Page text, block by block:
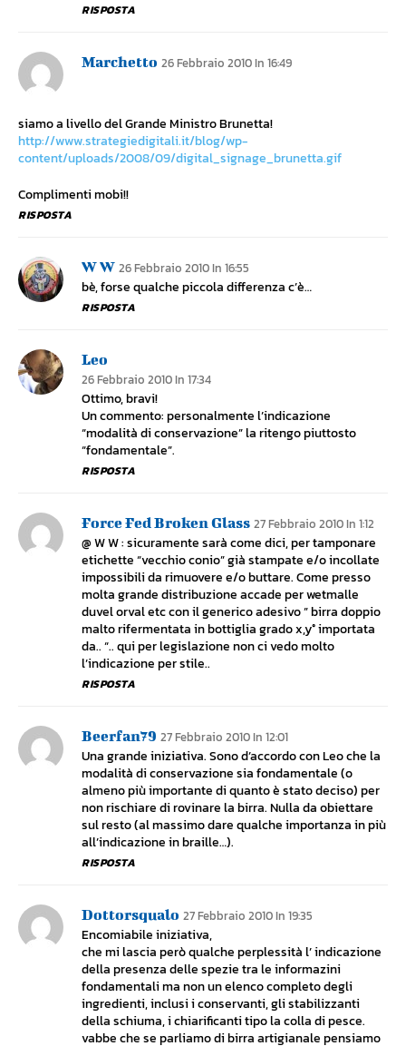
RISPOSTA
Marchetto 26 Febbraio 2010 In 16:49
siamo a livello del Grande Ministro Brunetta!
http://www.strategiedigitali.it/blog/wp-
content/uploads/2008/09/digital_signage_brunetta.gif
Complimenti mobi!!
RISPOSTA
W W 26 Febbraio 2010 In 16:55
bè, forse qualche piccola differenza c’è…
RISPOSTA
Leo
26 Febbraio 2010 In 17:34
Ottimo, bravi!
Un commento: personalmente l’indicazione
“modalità di conservazione” la ritengo piuttosto
“fondamentale”.
RISPOSTA
Force Fed Broken Glass 27 Febbraio 2010 In 1:12
@ W W : sicuramente sarà come dici, per tamponare
etichette “vecchio conio” già stampate e/o incollate
impossibili da rimuovere e/o buttare. Come presso
molta grande distribuzione accade per wetmalle
duvel orval etc con il generico adesivo ” birra doppio
malto rifermentata in bottiglia grado x,y° importata
da.. “.. qui per legislazione non ci vedo molto
l’indicazione per stile..
RISPOSTA
Beerfan79 27 Febbraio 2010 In 12:01
Una grande iniziativa. Sono d’accordo con Leo che la
modalità di conservazione sia fondamentale (o
almeno più importante di quanto è stato deciso) per
non rischiare di rovinare la birra. Nulla da obiettare
sul resto (al massimo dare qualche importanza in più
all’indicazione in braille…).
RISPOSTA
Dottorsqualo 27 Febbraio 2010 In 19:35
Encomiabile iniziativa,
che mi lascia però qualche perplessità l’ indicazione
della presenza delle spezie tra le informazini
fondamentali ma non un elenco completo degli
ingredienti, inclusi i conservanti, gli stabilizzanti
della schiuma, i chiarificanti tipo la colla di pesce.
vabbe che se parliamo di birra artigianale pensiamo